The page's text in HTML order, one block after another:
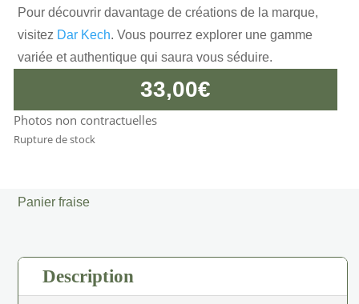
Pour découvrir davantage de créations de la marque,
visitez Dar Kech. Vous pourrez explorer une gamme
variée et authentique qui saura vous séduire.
33,00€
Photos non contractuelles
Rupture de stock
Panier fraise
Description